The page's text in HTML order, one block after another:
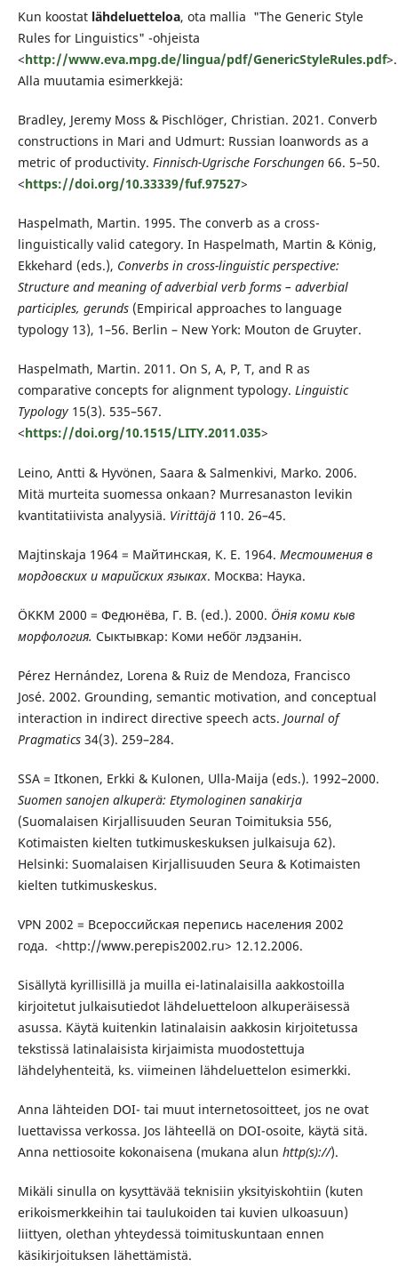
Kun koostat lähdeluetteloa, ota mallia "The Generic Style
Rules for Linguistics" -ohjeista
<http://www.eva.mpg.de/lingua/pdf/GenericStyleRules.pdf>.
Alla muutamia esimerkkejä:
Bradley, Jeremy Moss & Pischlöger, Christian. 2021. Converb
constructions in Mari and Udmurt: Russian loanwords as a
metric of productivity. Finnisch-Ugrische Forschungen66. 5–50.
<https://doi.org/10.33339/fuf.97527>
Haspelmath, Martin. 1995. The converb as a cross-
linguistically valid category. In Haspelmath, Martin & König,
Ekkehard (eds.), Converbs in cross-linguistic perspective:
Structure and meaning of adverbial verb forms – adverbial
participles, gerunds(Empirical approaches to language
typology 13), 1–56. Berlin – New York: Mouton de Gruyter.
Haspelmath, Martin. 2011. On S, A, P, T, and R as
comparative concepts for alignment typology. Linguistic
Typology15(3). 535–567.
<https://doi.org/10.1515/LITY.2011.035>
Leino, Antti & Hyvönen, Saara & Salmenkivi, Marko. 2006.
Mitä murteita suomessa onkaan? Murresanaston levikin
kvantitatiivista analyysiä. Virittäjä110. 26–45.
Majtinskaja 1964 = Майтинская, К. Е. 1964. Местоимения в
мордовских и марийских языках. Москва: Наука.
ÖKKM 2000 = Федюнëва, Г. В. (ed.). 2000. Öнiя коми кыв
морфология. Сыктывкар: Коми небöг лэдзанiн.
Pérez Hernández, Lorena & Ruiz de Mendoza, Francisco
José. 2002. Grounding, semantic motivation, and conceptual
interaction in indirect directive speech acts. Journal of
Pragmatics 34(3). 259–284.
SSA = Itkonen, Erkki & Kulonen, Ulla-Maija (eds.). 1992–2000.
Suomen sanojen alkuperä: Etymologinen sanakirja
(Suomalaisen Kirjallisuuden Seuran Toimituksia 556,
Kotimaisten kielten tutkimuskeskuksen julkaisuja 62).
Helsinki: Suomalaisen Kirjallisuuden Seura & Kotimaisten
kielten tutkimuskeskus.
VPN 2002 = Всероссийская перепись населения 2002
года. <http://www.perepis2002.ru> 12.12.2006.
Sisällytä kyrillisillä ja muilla ei-latinalaisilla aakkostoilla
kirjoitetut julkaisutiedot lähdeluetteloon alkuperäisessä
asussa. Käytä kuitenkin latinalaisin aakkosin kirjoitetussa
tekstissä latinalaisista kirjaimista muodostettuja
lähdelyhenteitä, ks. viimeinen lähdeluettelon esimerkki.
Anna lähteiden DOI- tai muut internetosoitteet, jos ne ovat
luettavissa verkossa. Jos lähteellä on DOI-osoite, käytä sitä.
Anna nettiosoite kokonaisena (mukana alun http(s)://).
Mikäli sinulla on kysyttävää teknisiin yksityiskohtiin (kuten
erikoismerkkeihin tai taulukoiden tai kuvien ulkoasuun)
liittyen, olethan yhteydessä toimituskuntaan ennen
käsikirjoituksen lähettämistä.